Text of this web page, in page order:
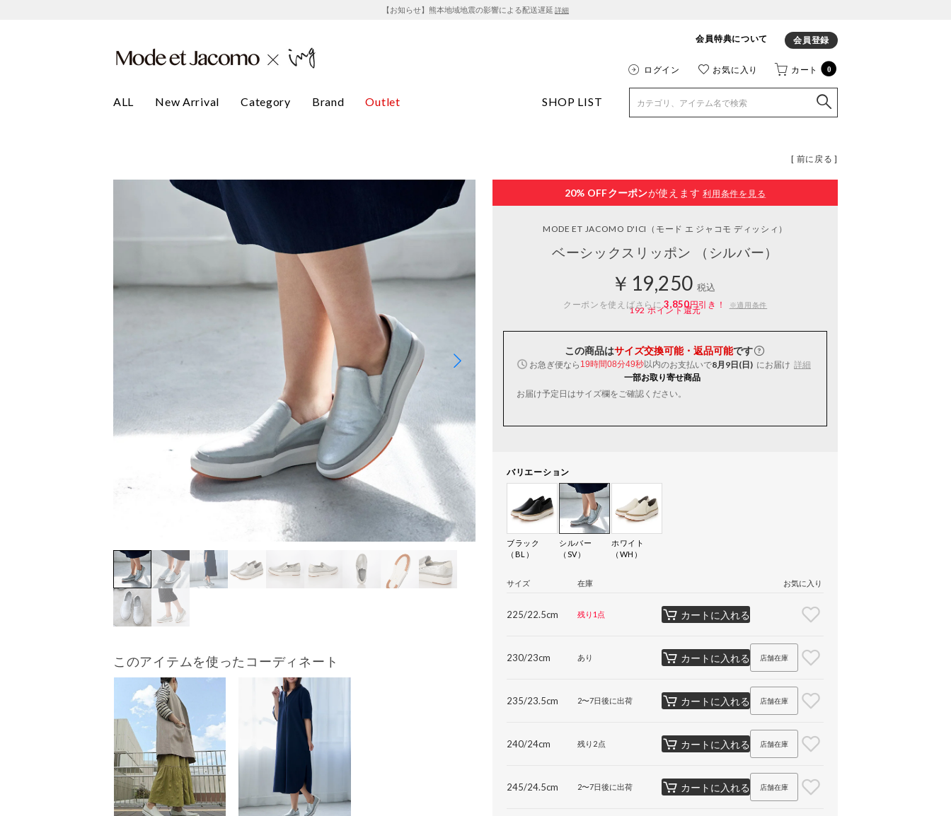
【お知らせ】熊本地域地震の影響による配送遅延 詳細
会員特典について 会員登録
ログイン お気に入り カート 0
ALL New Arrival Category Brand Outlet SHOP LIST
[ 前に戻る ]
このアイテムを使ったコーディネート
20% OFFクーポンが使えます 利用条件を見る
MODE ET JACOMO D'ICI （モード エ ジャコモ ディッシィ）
ベーシックスリッポン （シルバー）
￥19,250 税込
クーポンを使えばさらに3,850円引き！ ※適用条件
192ポイント還元
この商品はサイズ交換可能・返品可能です
お急ぎ便なら 19時間08分48秒以内のお支払いで8月9日(日) にお届け 詳細
一部お取り寄せ商品
お届け予定日はサイズ欄をご確認ください。
バリエーション
ブラック
（BL）
シルバー
（SV）
ホワイト
（WH）
サイズ 在庫 お気に入り
225/22.5cm 残り1点 カートに入れる
230/23cm あり カートに入れる 店舗在庫
235/23.5cm 2〜7日後に出荷 カートに入れる 店舗在庫
240/24cm 残り2点 カートに入れる 店舗在庫
245/24.5cm 2〜7日後に出荷 カートに入れる 店舗在庫